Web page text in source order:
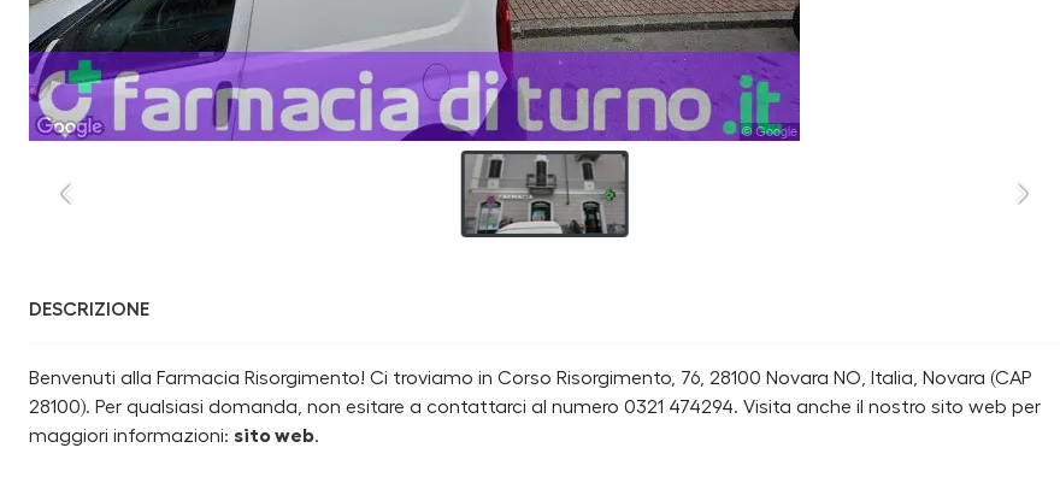
DESCRIZIONE
Benvenuti alla Farmacia Risorgimento! Ci troviamo in Corso Risorgimento, 76, 28100 Novara NO, Italia, Novara (CAP
28100). Per qualsiasi domanda, non esitare a contattarci al numero 0321 474294. Visita anche il nostro sito web per
maggiori informazioni: sito web.